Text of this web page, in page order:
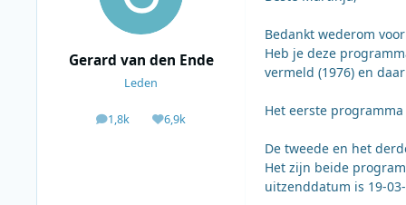
Gerard van den Ende
Leden
1,8k
berichten6,9k
Waardering
Bedankt wederom
Heb je deze
vermeld (1976) en
Het eerste
De tweede en het
Het zijn beide
uitzenddatum is 19-